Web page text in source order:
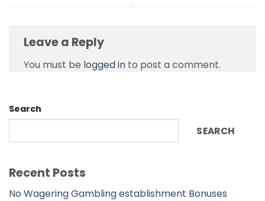
Leave a Reply
You must be logged in to post a comment.
Search
SEARCH
Recent Posts
No Wagering Gambling establishment Bonuses